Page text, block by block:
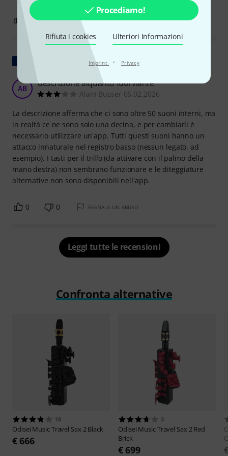
Procediamo!
Rifiuta i cookies Ulteriori Informazioni
Imprint · Privacy
0 SEGNALA UN ABUSO
AB descrizione alquanto fuorviante
Alain Busser 06.02.2026
La descrizione afferma che ci sono oltre 50 suoni interni, ma
in realtà ce ne sono solo una decina, e per cambiarli è
necessario utilizzare un'app. Tutti questi suoni hanno un
attacco innaturale nel registro basso (nessun legato, ad
esempio). I tasti per il trillo (da attivare con il palmo della
mano destra) non sembrano funzionare e le diteggiature
alternative non sono disponibili nell'app.
0 0 SEGNALA UN ABUSO
Leggi tutte le recensioni
Confronta alternative
18
Odisei MusicTravel Sax 2 Black
€ 666
3
Odisei MusicTravel Sax 2 Red
Brick
€ 699